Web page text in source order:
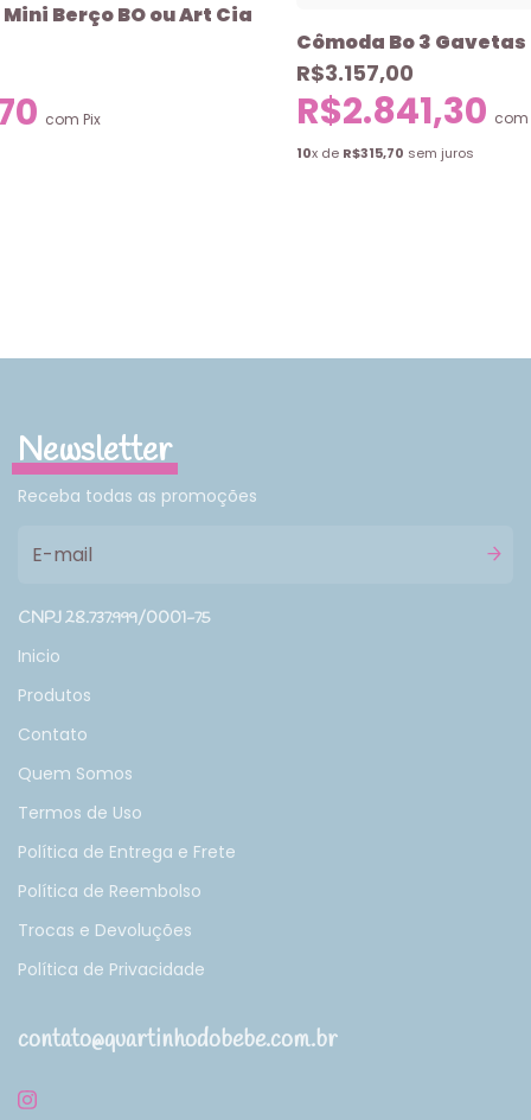
Berço BO ou Art Cia
com Pix
Cômoda Bo 3
R$3.157,00
R$2.841,30 com
10x de R$315,70 sem juros
Newsletter
Receba todas as promoções
CNPJ 28.737.999/0001-75
Inicio
Produtos
Contato
Quem Somos
Termos de Uso
Política de Entrega e Frete
Política de Reembolso
Trocas e Devoluções
Política de Privacidade
contato@quartinhodobebe.com.br